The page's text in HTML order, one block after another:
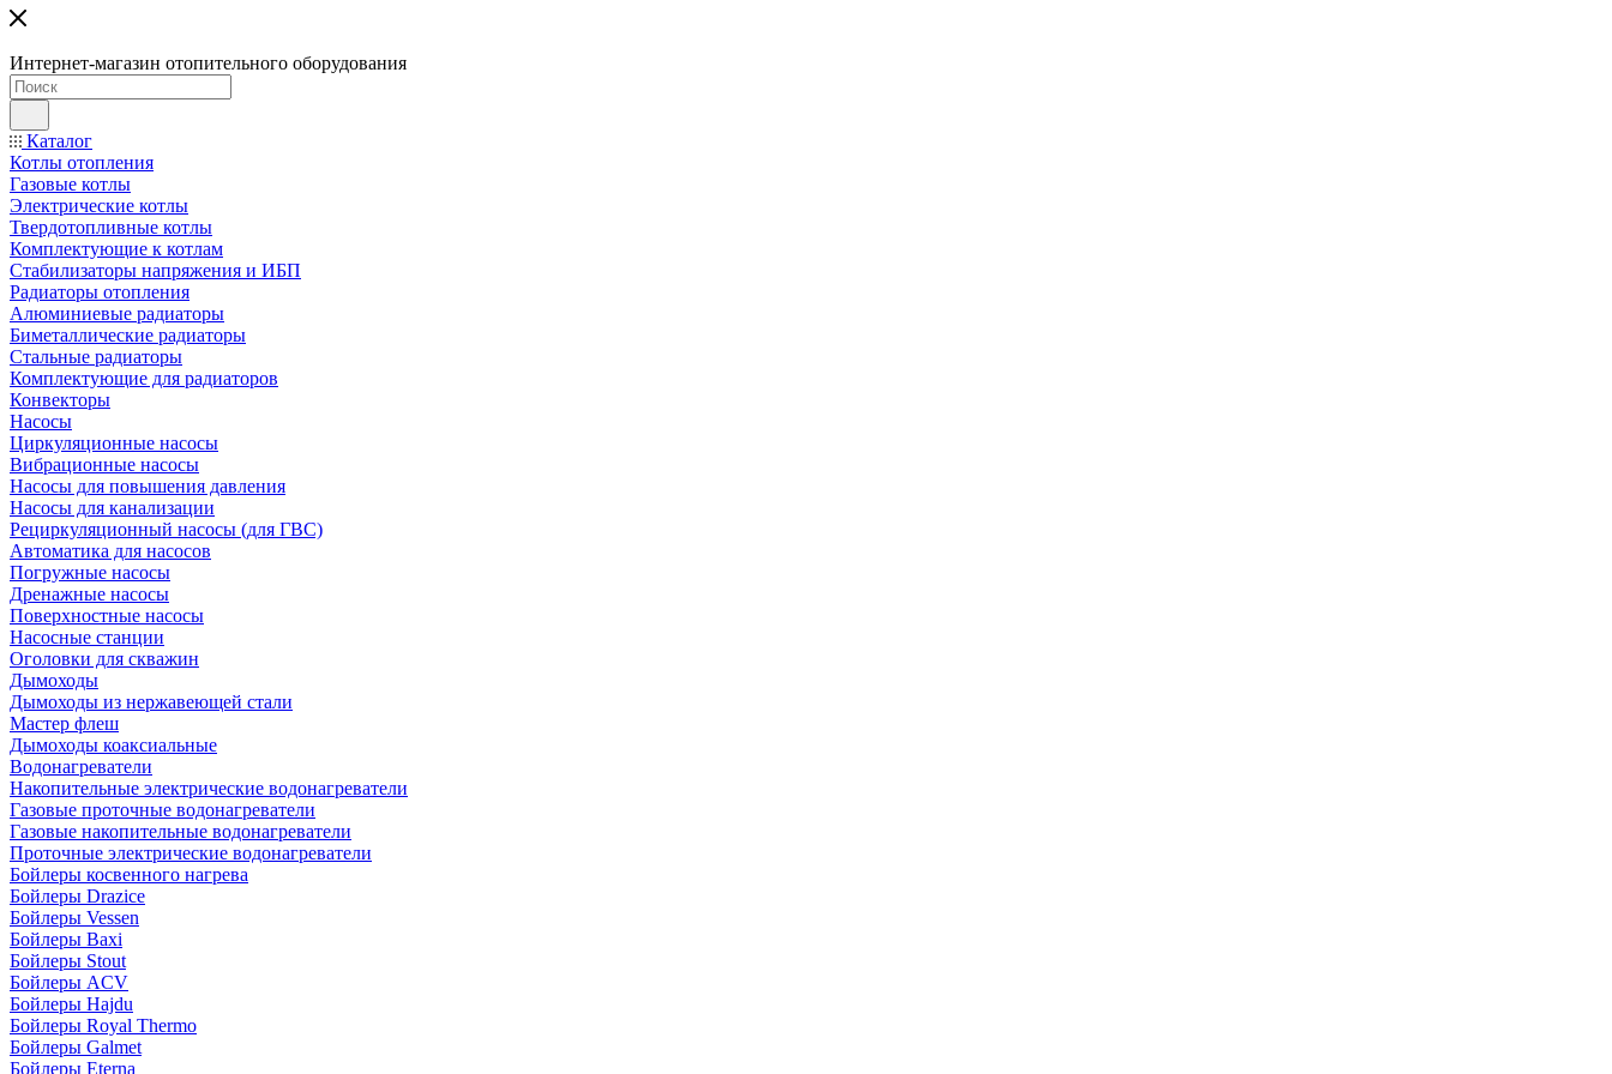
Интернет-магазин отопительного оборудования
Каталог
Котлы отопления
Газовые котлы
Электрические котлы
Твердотопливные котлы
Комплектующие к котлам
Стабилизаторы напряжения и ИБП
Радиаторы отопления
Алюминиевые радиаторы
Биметаллические радиаторы
Стальные радиаторы
Комплектующие для радиаторов
Конвекторы
Насосы
Циркуляционные насосы
Вибрационные насосы
Насосы для повышения давления
Насосы для канализации
Рециркуляционный насосы (для ГВС)
Автоматика для насосов
Погружные насосы
Дренажные насосы
Поверхностные насосы
Насосные станции
Оголовки для скважин
Дымоходы
Дымоходы из нержавеющей стали
Мастер флеш
Дымоходы коаксиальные
Водонагреватели
Накопительные электрические водонагреватели
Газовые проточные водонагреватели
Газовые накопительные водонагреватели
Проточные электрические водонагреватели
Бойлеры косвенного нагрева
Бойлеры Drazice
Бойлеры Vessen
Бойлеры Baxi
Бойлеры Stout
Бойлеры ACV
Бойлеры Hajdu
Бойлеры Royal Thermo
Бойлеры Galmet
Бойлеры Eterna